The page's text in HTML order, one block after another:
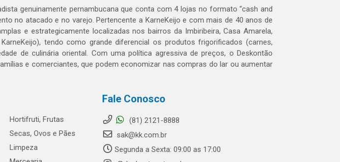
genuinamente pernambucana que conta com 4 lojas no formato “cash and
no atacado e no varejo. Pertencente a KarneKeijo e com mais de 40 anos de
e estrategicamente localizadas nos bairros da Imbiribeira, Casa Amarela,
tendo como grande diferencial os produtos frigorificados (carnes,
de culinária oriental. Com uma política agressiva de preços, o Deskontão
e comerciantes, que podem economizar nas compras do lar ou aumentar
Hortifruti, Frutas
Secas, Ovos e Pães
Limpeza
Fale Conosco
(81) 2121-8888
sak@kk.com.br
Segunda a Sexta: 09:00 as 17:00